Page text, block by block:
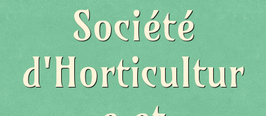
Société
d'Horticultur